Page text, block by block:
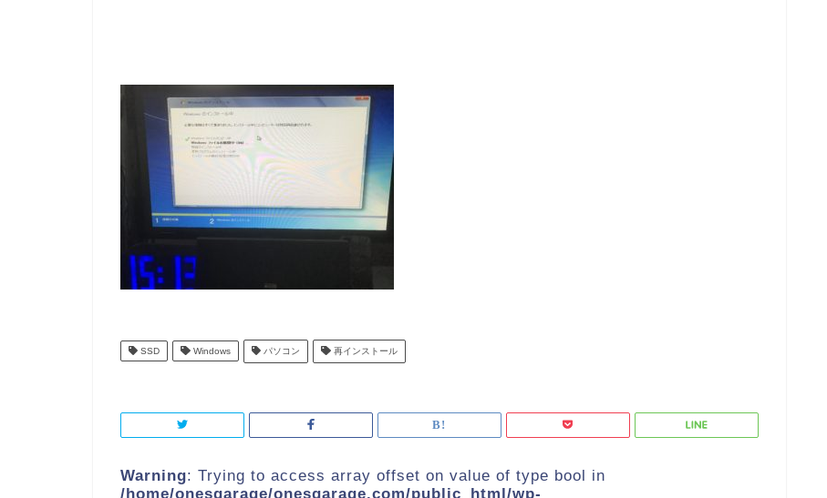
SSD Windows パソコン 再インストール
Warning: Trying to access array offset on value of type bool in
/home/onesgarage/onesgarage.com/public_html/wp-